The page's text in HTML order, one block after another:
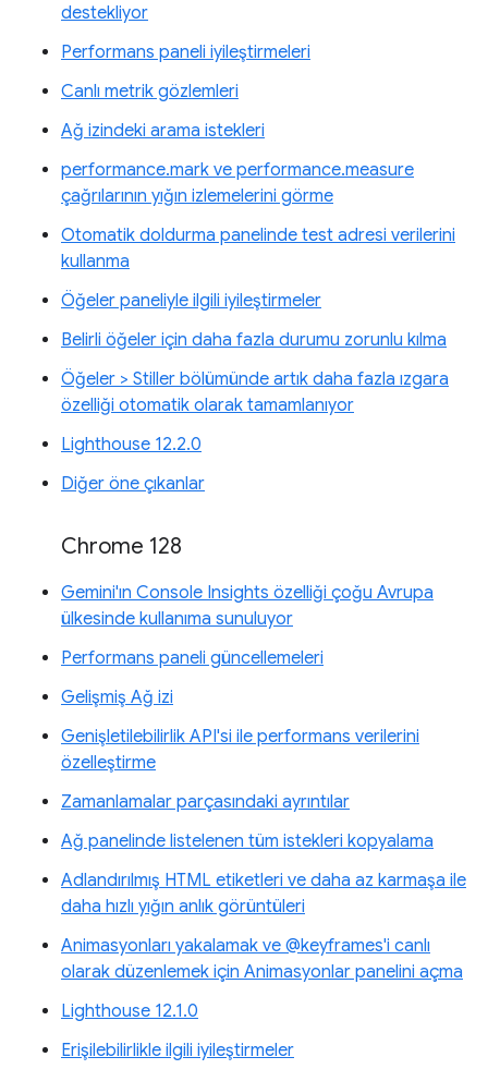
destekliyor
Performans paneli iyileştirmeleri
Canlı metrik gözlemleri
Ağ izindeki arama istekleri
performance.mark ve performance.measure
çağrılarının yığın izlemelerini görme
Otomatik doldurma panelinde test adresi verilerini
kullanma
Öğeler paneliyle ilgili iyileştirmeler
Belirli öğeler için daha fazla durumu zorunlu kılma
Öğeler > Stiller bölümünde artık daha fazla ızgara
özelliği otomatik olarak tamamlanıyor
Lighthouse 12.2.0
Diğer öne çıkanlar
Chrome 128
Gemini'ın Console Insights özelliği çoğu Avrupa
ülkesinde kullanıma sunuluyor
Performans paneli güncellemeleri
Gelişmiş Ağ izi
Genişletilebilirlik API'si ile performans verilerini
özelleştirme
Zamanlamalar parçasındaki ayrıntılar
Ağ panelinde listelenen tüm istekleri kopyalama
Adlandırılmış HTML etiketleri ve daha az karmaşa ile
daha hızlı yığın anlık görüntüleri
Animasyonları yakalamak ve @keyframes'i canlı
olarak düzenlemek için Animasyonlar panelini açma
Lighthouse 12.1.0
Erişilebilirlikle ilgili iyileştirmeler